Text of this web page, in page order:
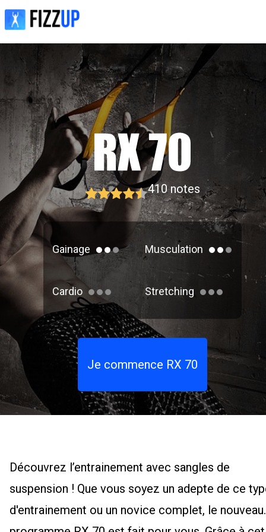
410 notes
Gainage Musculation
Cardio Stretching
Je commence RX 70
Découvrez l’entrainement avec sangles de
suspension ! Que vous soyez un adepte de ce
d'entrainement ou un novice complet, le nouveau